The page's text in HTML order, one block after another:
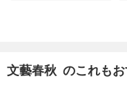
文藝春秋 のこれも